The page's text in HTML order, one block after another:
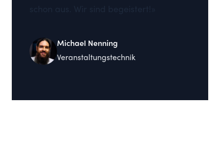
Michael Nenning
Veranstaltungstechnik